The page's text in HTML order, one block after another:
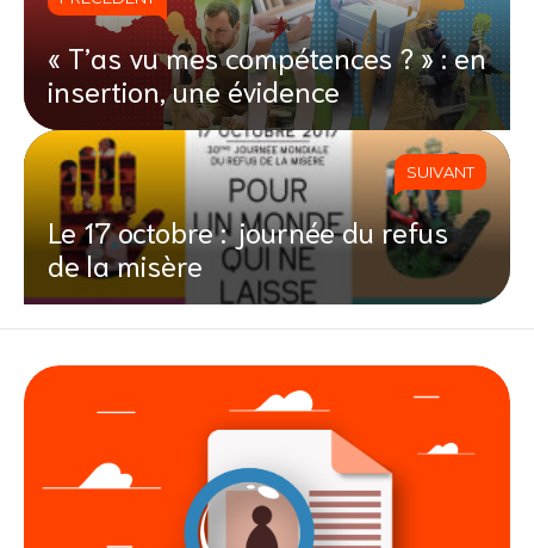
« T’as vu mes compétences ? » : en
insertion, une évidence
SUIVANT
Le 17 octobre : journée du refus
de la misère